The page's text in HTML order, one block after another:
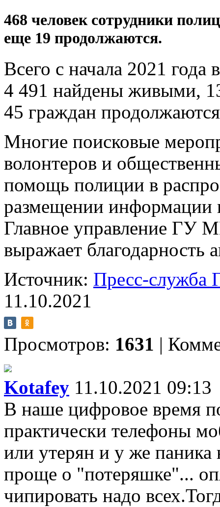
468 человек сотрудники
еще 19 продолжаются.
Всего с начала 2021 года
4 491 найдены живыми,
45 граждан
Многие поисковые
волонтеров и
помощь полиции в
размещении информации
Главное управление ГУ
выражает благодарность
Источник: Пресс-служба
11.10.2021
Просмотров: 1631 |
Kotafey 11.10.2021 09:13
В наше цифровое время
практически телефоны
или утерян и у же паника
проще о "потеряшке"...
чипировать надо